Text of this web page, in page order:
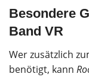
Besondere
Band VR
Wer zusätzlich
benötigt, kann